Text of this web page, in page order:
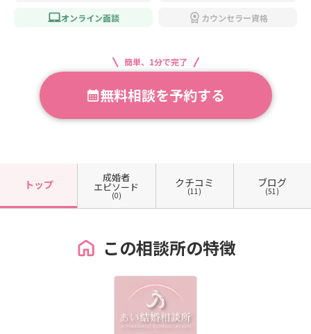
オンライン面談 カウンセラー資格
簡単、1分で完了
無料相談を予約する
トップ
成婚者
エピソード
(0)
クチコミ
(11)
ブログ
(51)
この相談所の特徴